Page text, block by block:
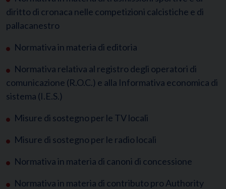
diritto di cronaca nelle competizioni calcistiche e di
pallacanestro
Normativa in materia di editoria
Normativa relativa al registro degli operatori di
comunicazione (R.O.C.) e alla Informativa economica di
sistema (I.E.S.)
Misure di sostegno per le TV locali
Misure di sostegno per le radio locali
Normativa in materia di canoni di concessione
Normativa in materia di contributo pro Authority